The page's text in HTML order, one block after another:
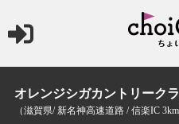
オレンジシガカントリーク
（滋賀県/ 新名神高速道路 / 信楽IC 3km